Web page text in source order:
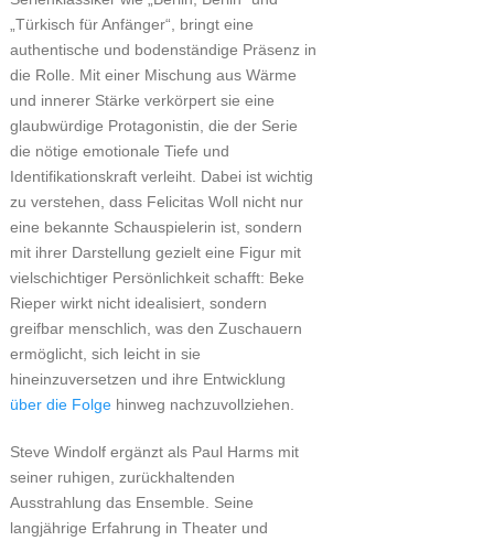
„Türkisch für Anfänger“, bringt eine
authentische und bodenständige Präsenz in
die Rolle. Mit einer Mischung aus Wärme
und innerer Stärke verkörpert sie eine
glaubwürdige Protagonistin, die der Serie
die nötige emotionale Tiefe und
Identifikationskraft verleiht. Dabei ist wichtig
zu verstehen, dass Felicitas Woll nicht nur
eine bekannte Schauspielerin ist, sondern
mit ihrer Darstellung gezielt eine Figur mit
vielschichtiger Persönlichkeit schafft: Beke
Rieper wirkt nicht idealisiert, sondern
greifbar menschlich, was den Zuschauern
ermöglicht, sich leicht in sie
hineinzuversetzen und ihre Entwicklung
über die Folgehinweg nachzuvollziehen.
Steve Windolf ergänzt als Paul Harms mit
seiner ruhigen, zurückhaltenden
Ausstrahlung das Ensemble. Seine
langjährige Erfahrung in Theater und